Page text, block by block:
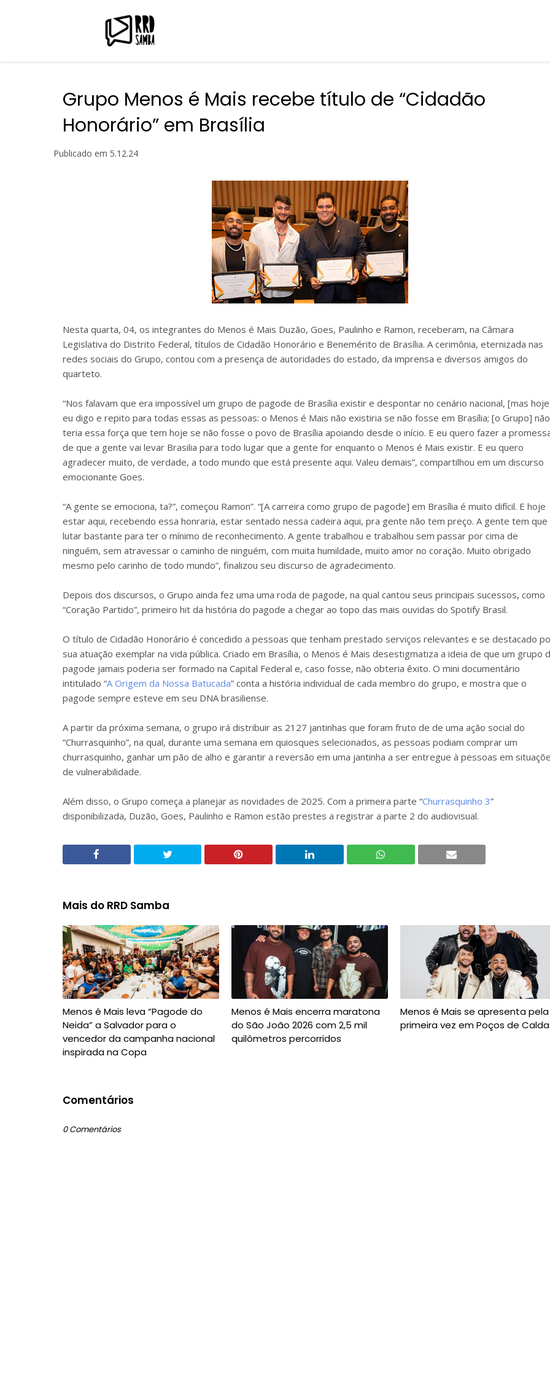
Grupo Menos é Mais recebe título de “Cidadão
Honorário” em Brasília
Publicado em 5.12.24
Nesta quarta, 04, os integrantes do Menos é Mais Duzão, Goes, Paulinho e Ramon, receberam, na Câmara
Legislativa do Distrito Federal, títulos de Cidadão Honorário e Benemérito de Brasília. A cerimônia, eternizada nas
redes sociais do Grupo, contou com a presença de autoridades do estado, da imprensa e diversos amigos do
quarteto.
“Nos falavam que era impossível um grupo de pagode de Brasília existir e despontar no cenário nacional, [mas
eu digo e repito para todas essas as pessoas: o Menos é Mais não existiria se não fosse em Brasília; [o Grupo] não
teria essa força que tem hoje se não fosse o povo de Brasília apoiando desde o início. E eu quero fazer a
de que a gente vai levar Brasilia para todo lugar que a gente for enquanto o Menos é Mais existir. E eu quero
agradecer muito, de verdade, a todo mundo que está presente aqui. Valeu demais”, compartilhou em um discurso
emocionante Goes.
“A gente se emociona, ta?”, começou Ramon”. “[A carreira como grupo de pagode] em Brasília é muito difícil. E hoje
estar aqui, recebendo essa honraria, estar sentado nessa cadeira aqui, pra gente não tem preço. A gente tem que
lutar bastante para ter o mínimo de reconhecimento. A gente trabalhou e trabalhou sem passar por cima de
ninguém, sem atravessar o caminho de ninguém, com muita humildade, muito amor no coração. Muito obrigado
mesmo pelo carinho de todo mundo”, finalizou seu discurso de agradecimento.
Depois dos discursos, o Grupo ainda fez uma uma roda de pagode, na qual cantou seus principais sucessos, como
“Coração Partido”, primeiro hit da história do pagode a chegar ao topo das mais ouvidas do Spotify Brasil.
O título de Cidadão Honorário é concedido a pessoas que tenham prestado serviços relevantes e se destacado
sua atuação exemplar na vida pública. Criado em Brasília, o Menos é Mais desestigmatiza a ideia de que um grupo
pagode jamais poderia ser formado na Capital Federal e, caso fosse, não obteria êxito. O mini documentário
intitulado “A Origem da Nossa Batucada” conta a história individual de cada membro do grupo, e mostra que o
pagode sempre esteve em seu DNA brasiliense.
A partir da próxima semana, o grupo irá distribuir as 2127 jantinhas que foram fruto de de uma ação social do
“Churrasquinho”, na qual, durante uma semana em quiosques selecionados, as pessoas podiam comprar um
churrasquinho, ganhar um pão de alho e garantir a reversão em uma jantinha a ser entregue à pessoas em
de vulnerabilidade.
Além disso, o Grupo começa a planejar as novidades de 2025. Com a primeira parte “Churrasquinho 3”
disponibilizada, Duzão, Goes, Paulinho e Ramon estão prestes a registrar a parte 2 do audiovisual.
Mais do RRD Samba
Menos é Mais leva “Pagode do
Neida” a Salvador para o
vencedor da campanha nacional
inspirada na Copa
Menos é Mais encerra maratona
do São João 2026 com 2,5 mil
quilômetros percorridos
Menos é Mais se apresenta pela
primeira vez em Poços de
Comentários
0 Comentários